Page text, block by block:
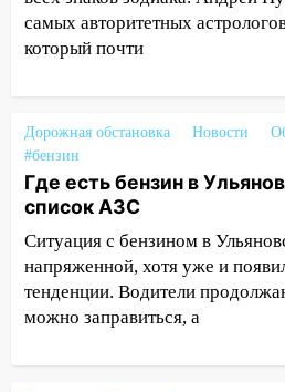
11:16 В Ульяновске
мужчину, пропавшего
хаски: куда сходить в
области 8–9 августа
10:11 Директора
«Нефтяной топливной
судить за неуплату
налогов
09:28 Дети на дорогах:
велосипедисты,
самых авторитетных
который почти
Дорожная обстановка Новости
#бензин
Где есть бензин в
список АЗС
Ситуация с бензином в
напряженной, хотя уже и
тенденции. Водители
можно заправиться, а